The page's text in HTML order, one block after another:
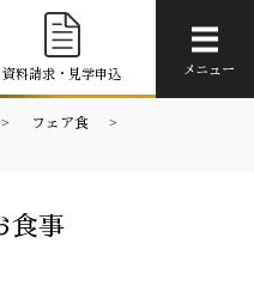
資料請求・見学申込 メニュー
フェア食
食事